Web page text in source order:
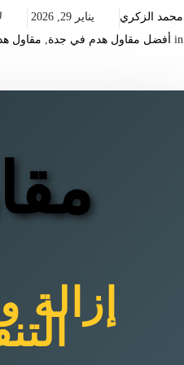
محمد الزكري يناير 29, 2026
in أفضل مقاول هدم في جدة, مقاول